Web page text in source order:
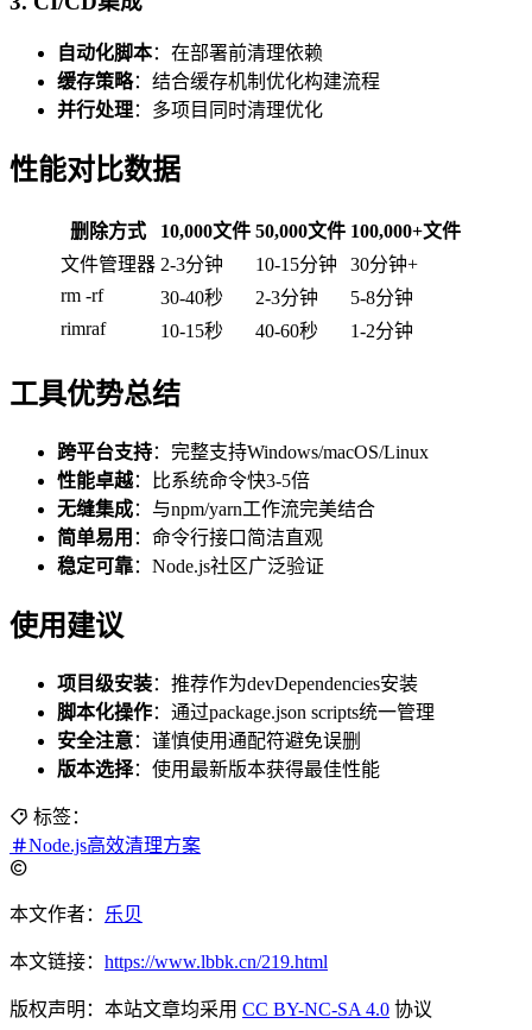
自动化脚本：在部署前清理依赖
缓存策略：结合缓存机制优化构建流程
并行处理：多项目同时清理优化
性能对比数据
删除方式 10,000文件 50,000文件 100,000+文件
文件管理器 2-3分钟 10-15分钟
30分钟+
rm -rf
30-40秒 2-3分钟
5-8分钟
rimraf
10-15秒 40-60秒 1-2分钟
工具优势总结
跨平台支持：完整支持Windows/macOS/Linux
性能卓越：比系统命令快3-5倍
无缝集成：与npm/yarn工作流完美结合
简单易用 ：命令行接口简洁直观
稳定可靠：Node.js社区广泛验证
使用建议
项目级安装：推荐作为devDependencies安装
脚本化操作：通过package.json scripts统一管理
安全注意：谨慎使用通配符避免误删
版本选择：使用最新版本获得最佳性能
标签：
Node.js高效清理方案
本文作者： 乐贝
本文链接： https://www.lbbk.cn/219.html
版权声明：本站文章均采用 CC BY-NC-SA 4.0 协议